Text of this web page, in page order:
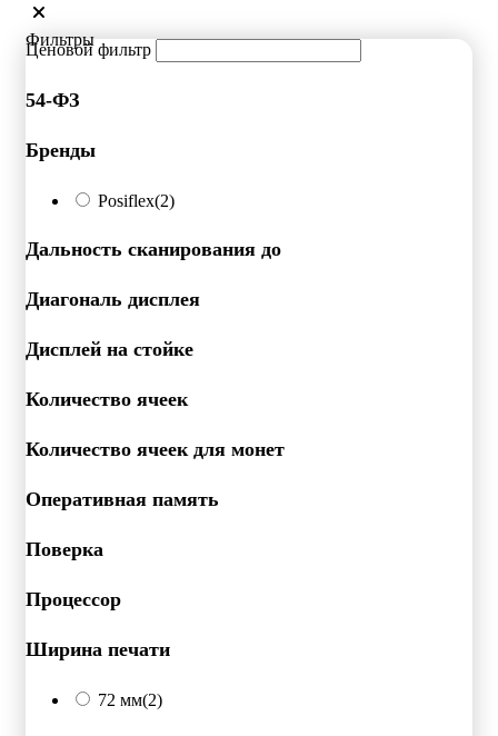
Фильтры
Ценовой фильтр
54-ФЗ
Бренды
Posiflex(2)
Дальность сканирования до
Диагональ дисплея
Дисплей на стойке
Количество ячеек
Количество ячеек для монет
Оперативная память
Поверка
Процессор
Ширина печати
72 мм(2)